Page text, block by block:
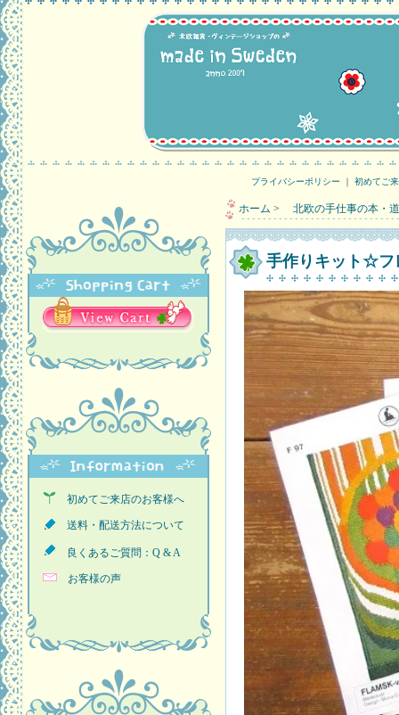
プライバシーポリシー ｜ 初めてご
初めてご来店のお客様へ
送料・配送方法について
良くあるご質問：Q & A
お客様の声
ホーム > 北欧の手仕事の本・
手作りキット☆フ